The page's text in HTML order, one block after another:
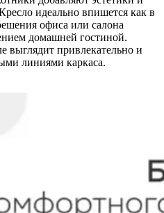
идеально впишется как в
офиса или салона
домашней гостиной.
выглядит привлекательно и
линиями каркаса.